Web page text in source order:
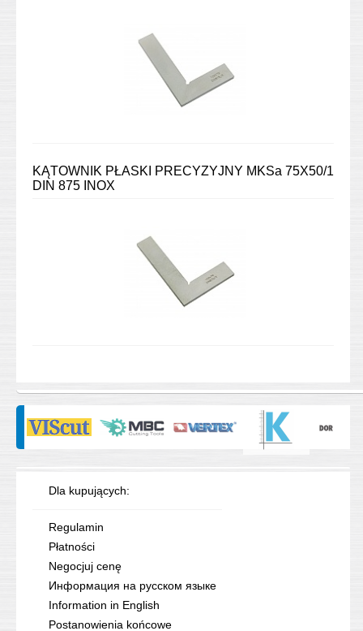
KĄTOWNIK PŁASKI PRECYZYJNY MKSa 75X50/1
DIN 875 INOX
Dla kupujących:
Regulamin
Płatności
Negocjuj cenę
Информация на русском языке
Information in English
Postanowienia końcowe